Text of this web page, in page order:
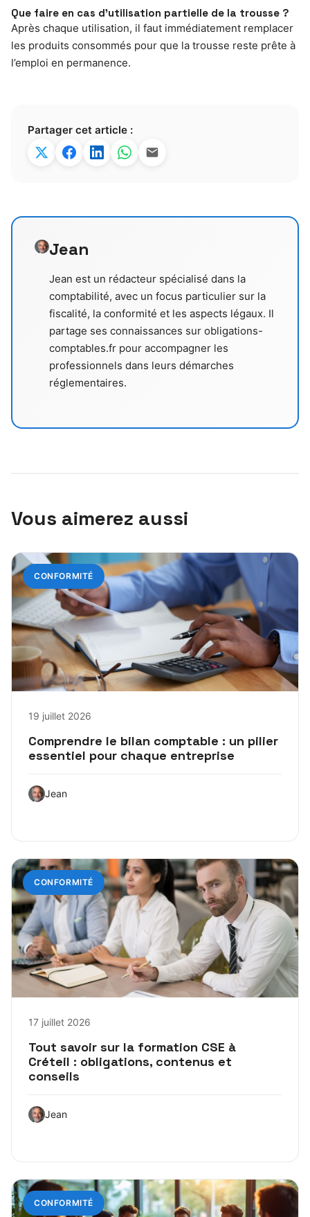
Que faire en cas d’utilisation partielle de la trousse ?
Après chaque utilisation, il faut immédiatement remplacer
les produits consommés pour que la trousse reste prête à
l’emploi en permanence.
Partager cet article :
Jean
Jean est un rédacteur spécialisé dans la
comptabilité, avec un focus particulier sur la
fiscalité, la conformité et les aspects légaux. Il
partage ses connaissances sur obligations-
comptables.fr pour accompagner les
professionnels dans leurs démarches
réglementaires.
Vous aimerez aussi
CONFORMITÉ
19 juillet 2026
Comprendre le bilan comptable : un pilier
essentiel pour chaque entreprise
Jean
CONFORMITÉ
17 juillet 2026
Tout savoir sur la formation CSE à
Créteil : obligations, contenus et
conseils
Jean
CONFORMITÉ